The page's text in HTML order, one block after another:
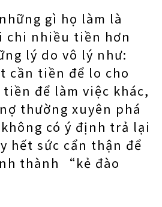
gì họ làm là
chi nhiều tiền hơn
lý do vô lý như:
cần tiền để lo cho
tiền để làm việc khác,
thường xuyên phá
có ý định trả lại
hết sức cẩn thận để
thành “kẻ đào